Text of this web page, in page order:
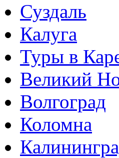
Суздаль
Калуга
Туры в
Великий
Волгоград
Коломна